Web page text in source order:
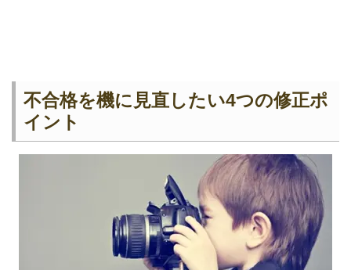
不合格を機に見直したい4つの修正ポ
イント